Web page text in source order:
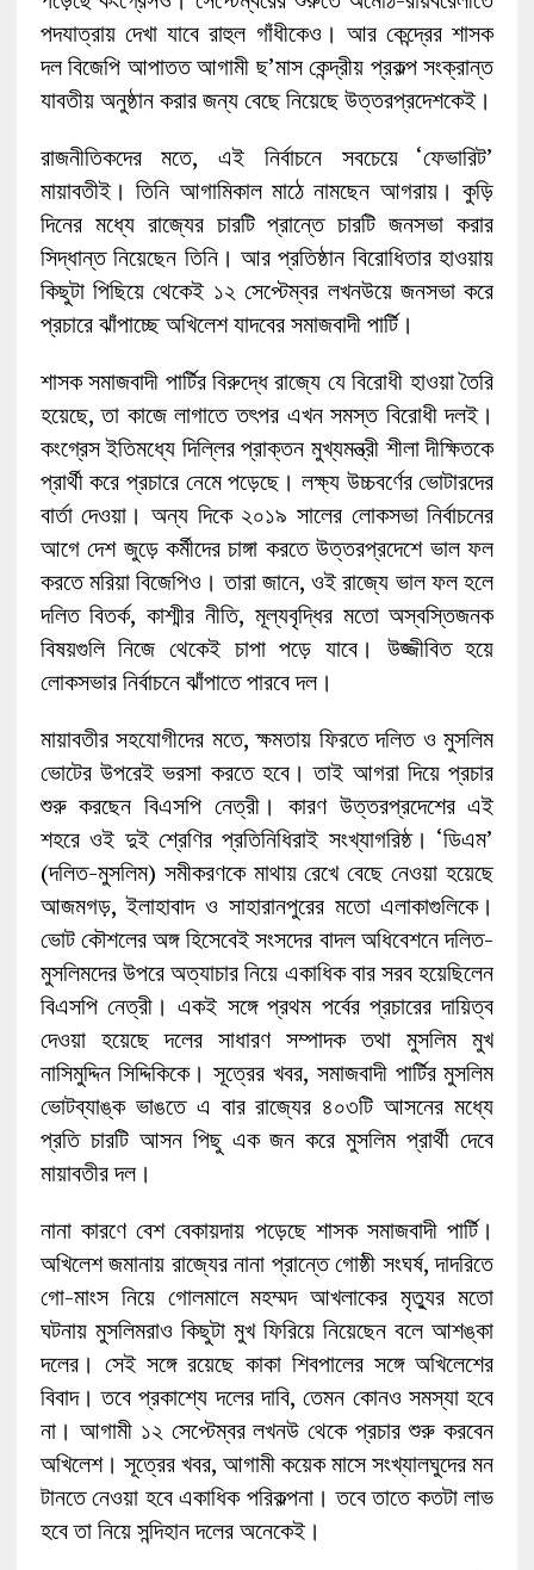
পদযাত্রায় দেখা যাবে রাহুল গাঁধীকেও। আর কেন্দ্রের শাসক
দল বিজেপি আপাতত আগামী ছ’মাস কেন্দ্রীয় প্রকল্প সংক্রান্ত
যাবতীয় অনুষ্ঠান করার জন্য বেছে নিয়েছে উত্তরপ্রদেশকেই।
রাজনীতিকদের মতে, এই নির্বাচনে সবচেয়ে ‘ফেভারিট’
মায়াবতীই। তিনি আগামিকাল মাঠে নামছেন আগরায়। কুড়ি
দিনের মধ্যে রাজ্যের চারটি প্রান্তে চারটি জনসভা করার
সিদ্ধান্ত নিয়েছেন তিনি। আর প্রতিষ্ঠান বিরোধিতার হাওয়ায়
কিছুটা পিছিয়ে থেকেই ১২ সেপ্টেম্বর লখনউয়ে জনসভা করে
প্রচারে ঝাঁপাচ্ছে অখিলেশ যাদবের সমাজবাদী পার্টি।
শাসক সমাজবাদী পার্টির বিরুদ্ধে রাজ্যে যে বিরোধী হাওয়া তৈরি
হয়েছে, তা কাজে লাগাতে তৎপর এখন সমস্ত বিরোধী দলই।
কংগ্রেস ইতিমধ্যে দিল্লির প্রাক্তন মুখ্যমন্ত্রী শীলা দীক্ষিতকে
প্রার্থী করে প্রচারে নেমে পড়েছে। লক্ষ্য উচ্চবর্ণের ভোটারদের
বার্তা দেওয়া। অন্য দিকে ২০১৯ সালের লোকসভা নির্বাচনের
আগে দেশ জুড়ে কর্মীদের চাঙ্গা করতে উত্তরপ্রদেশে ভাল ফল
করতে মরিয়া বিজেপিও। তারা জানে, ওই রাজ্যে ভাল ফল হলে
দলিত বিতর্ক, কাশ্মীর নীতি, মূল্যবৃদ্ধির মতো অস্বস্তিজনক
বিষয়গুলি নিজে থেকেই চাপা পড়ে যাবে। উজ্জীবিত হয়ে
লোকসভার নির্বাচনে ঝাঁপাতে পারবে দল।
মায়াবতীর সহযোগীদের মতে, ক্ষমতায় ফিরতে দলিত ও মুসলিম
ভোটের উপরেই ভরসা করতে হবে। তাই আগরা দিয়ে প্রচার
শুরু করছেন বিএসপি নেত্রী। কারণ উত্তরপ্রদেশের এই
শহরে ওই দুই শ্রেণির প্রতিনিধিরাই সংখ্যাগরিষ্ঠ। ‘ডিএম’
(দলিত-মুসলিম) সমীকরণকে মাথায় রেখে বেছে নেওয়া হয়েছে
আজমগড়, ইলাহাবাদ ও সাহারানপুরের মতো এলাকাগুলিকে।
ভোট কৌশলের অঙ্গ হিসেবেই সংসদের বাদল অধিবেশনে দলিত-
মুসলিমদের উপরে অত্যাচার নিয়ে একাধিক বার সরব হয়েছিলেন
বিএসপি নেত্রী। একই সঙ্গে প্রথম পর্বের প্রচারের দায়িত্ব
দেওয়া হয়েছে দলের সাধারণ সম্পাদক তথা মুসলিম মুখ
নাসিমুদ্দিন সিদ্দিকিকে। সূত্রের খবর, সমাজবাদী পার্টির মুসলিম
ভোটব্যাঙ্ক ভাঙতে এ বার রাজ্যের ৪০৩টি আসনের মধ্যে
প্রতি চারটি আসন পিছু এক জন করে মুসলিম প্রার্থী দেবে
মায়াবতীর দল।
নানা কারণে বেশ বেকায়দায় পড়েছে শাসক সমাজবাদী পার্টি।
অখিলেশ জমানায় রাজ্যের নানা প্রান্তে গোষ্ঠী সংঘর্ষ, দাদরিতে
গো-মাংস নিয়ে গোলমালে মহম্মদ আখলাকের মৃত্যুর মতো
ঘটনায় মুসলিমরাও কিছুটা মুখ ফিরিয়ে নিয়েছেন বলে আশঙ্কা
দলের। সেই সঙ্গে রয়েছে কাকা শিবপালের সঙ্গে অখিলেশের
বিবাদ। তবে প্রকাশ্যে দলের দাবি, তেমন কোনও সমস্যা হবে
না। আগামী ১২ সেপ্টেম্বর লখনউ থেকে প্রচার শুরু করবেন
অখিলেশ। সূত্রের খবর, আগামী কয়েক মাসে সংখ্যালঘুদের মন
টানতে নেওয়া হবে একাধিক পরিকল্পনা। তবে তাতে কতটা লাভ
হবে তা নিয়ে সন্দিহান দলের অনেকেই।